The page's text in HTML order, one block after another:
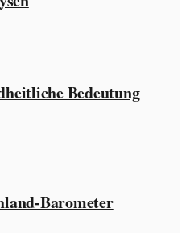
Bedeutung
Barometer